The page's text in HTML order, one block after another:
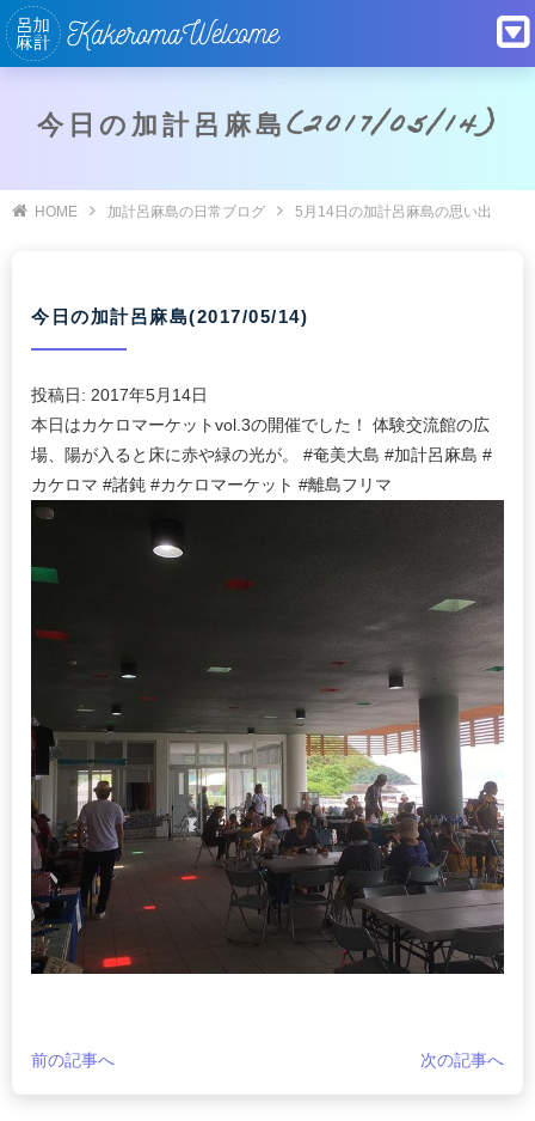
今日の加計呂麻島(2017/05/14)
HOME 加計呂麻島の日常ブログ 5月14日の加計呂麻島の思い出
今日の加計呂麻島(2017/05/14)
投稿日: 2017年5月14日
本日はカケロマーケットvol.3の開催でした！ 体験交流館の広
場、陽が入ると床に赤や緑の光が。 #奄美大島 #加計呂麻島 #
カケロマ #諸鈍 #カケロマーケット #離島フリマ
前の記事へ 次の記事へ